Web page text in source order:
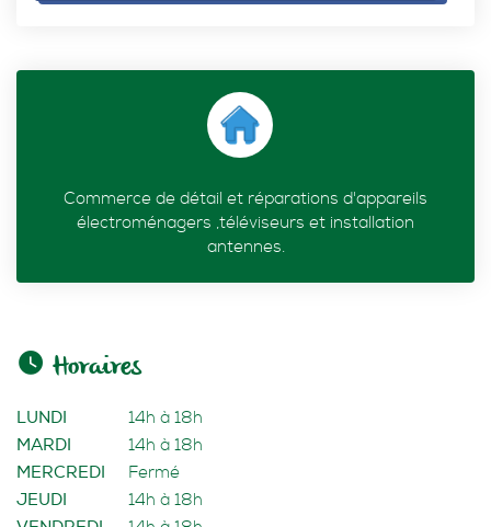
Commerce de détail et réparations d'appareils
électroménagers ,téléviseurs et installation
antennes.
Horaires
LUNDI
14h à 18h
MARDI
14h à 18h
MERCREDI
Fermé
JEUDI
14h à 18h